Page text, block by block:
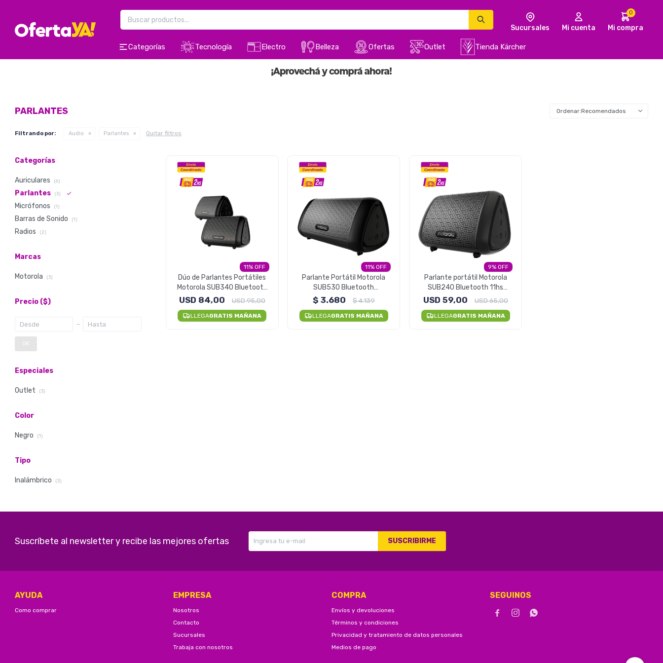
Categorías Tecnología Electro Belleza Ofertas Outlet Tienda Kärcher
0
PARLANTES Recomendados
Filtrando por: Audio Parlantes Quitar filtros
11
Dúo de Parlantes Portátiles
Motorola SUB340 Bluetooth
Resistentes Al Agua
USD 84,00 USD95,00
LLEGAGRATIS MAÑANA
11
Parlante Portátil Motorola
SUB530 Bluetooth
Resistente Al Agua
$ 3.680 $4.139
LLEGAGRATIS MAÑANA
9
Parlante portátil Motorola
SUB240 Bluetooth 11hs
Waterproof
USD 59,00 USD65,00
LLEGAGRATIS MAÑANA
Categorías
Auriculares (6)
Parlantes (3)
Micrófonos (1)
Barras de Sonido (1)
Radios (2)
Marcas
Motorola (3)
Precio ($)
OK
Especiales
Outlet (3)
Color
Negro (1)
Tipo
Inalámbrico (3)
Suscríbete al newsletter y recibe las mejores ofertas SUSCRIBIRME
AYUDA
Como comprar
EMPRESA
Nosotros
Contacto
Sucursales
Trabaja con nosotros
COMPRA
Envíos y devoluciones
Términos y condiciones
Privacidad y tratamiento de datos personales
Medios de pago
SEGUINOS
  